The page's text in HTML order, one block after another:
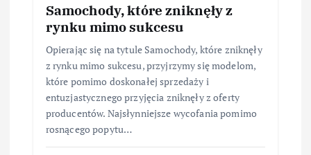
Samochody, które zniknęły z
rynku mimo sukcesu
Opierając się na tytule Samochody, które zniknęły
z rynku mimo sukcesu, przyjrzymy się modelom,
które pomimo doskonałej sprzedaży i
entuzjastycznego przyjęcia zniknęły z oferty
producentów. Najsłynniejsze wycofania pomimo
rosnącego popytu…